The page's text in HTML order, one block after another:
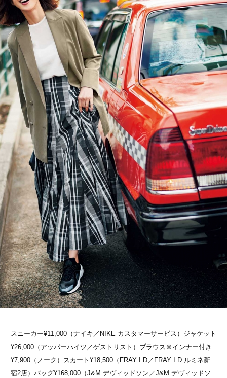
スニーカー¥11,000（ナイキ／NIKE カスタマーサービス）ジャケット
¥26,000（アッパーハイツ／ゲストリスト）ブラウス※インナー付き
¥7,900（ノーク）スカート¥18,500（FRAY I.D／FRAY I.D ルミネ新
宿2店）バッグ¥168,000（J&M デヴィッドソン／J&M デヴィッドソ